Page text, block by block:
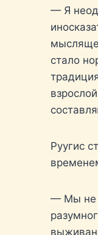
— Я
стало
Руугис
— Мы не